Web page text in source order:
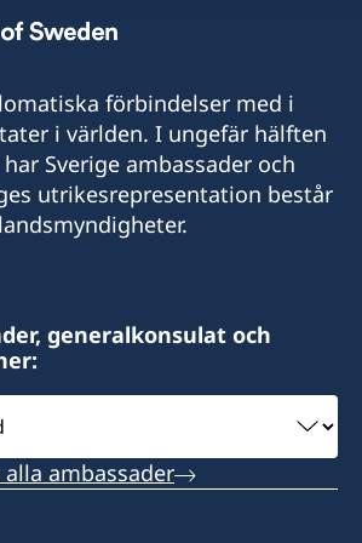
förbindelser med i
i världen. I ungefär hälften
Sverige ambassader och
utrikesrepresentation består
generalkonsulat och
ambassader